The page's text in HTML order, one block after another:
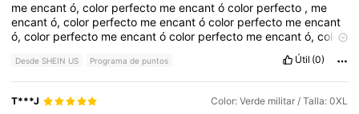
meencantó,color perfecto meencantócolor perfecto , me
encantó,color perfecto meencantócolor perfecto meencant
ó,color perfecto meencantócolor perfecto meencantó,color
color
perfectome encantó colorperfecto
color
perfectomeencantócolorperfectomeencantó,color
perfectome encant me encant ó,color
perfectomeencant meencantó,color
Desde SHEIN US Programa de puntos Útil (0)
T***J Color: Verde militar / Talla: 0XL